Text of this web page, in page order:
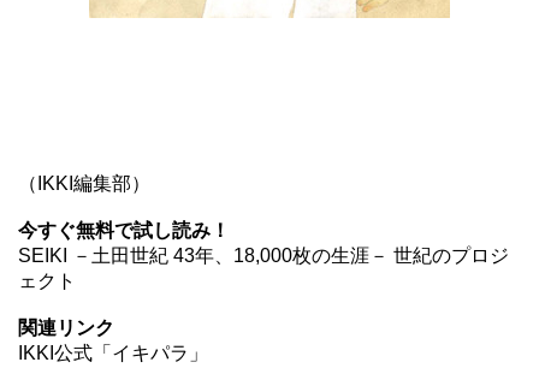
（IKKI編集部）
今すぐ無料で試し読み！
SEIKI －土田世紀 43年、18,000枚の生涯－ 世紀のプロジ
ェクト
関連リンク
IKKI公式「イキパラ」